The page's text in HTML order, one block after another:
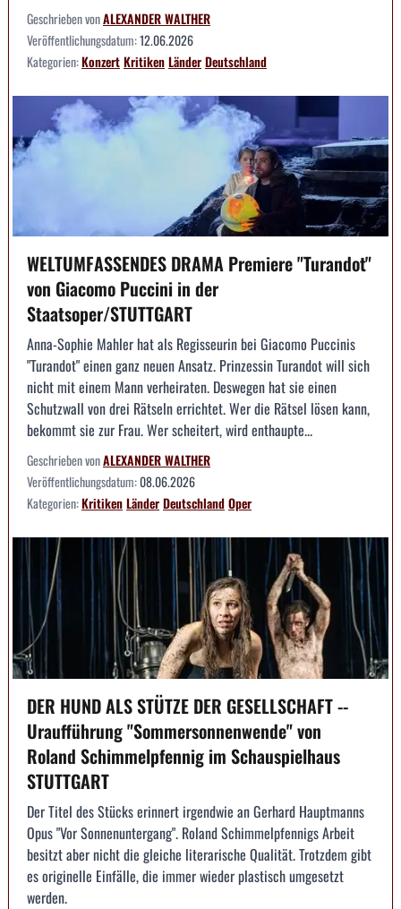
Geschrieben vonALEXANDER WALTHER
Veröffentlichungsdatum:12.06.2026
Kategorien:KonzertKritikenLänderDeutschland
WELTUMFASSENDES DRAMA Premiere "Turandot"
von Giacomo Puccini in der
Staatsoper/STUTTGART
Anna-Sophie Mahler hat als Regisseurin bei Giacomo Puccinis
"Turandot" einen ganz neuen Ansatz. Prinzessin Turandot will sich
nicht mit einem Mann verheiraten. Deswegen hat sie einen
Schutzwall von drei Rätseln errichtet. Wer die Rätsel lösen kann,
bekommt sie zur Frau. Wer scheitert, wird enthaupte...
Geschrieben vonALEXANDER WALTHER
Veröffentlichungsdatum:08.06.2026
Kategorien:KritikenLänderDeutschlandOper
DER HUND ALS STÜTZE DER GESELLSCHAFT --
Uraufführung "Sommersonnenwende" von
Roland Schimmelpfennig im Schauspielhaus
STUTTGART
Der Titel des Stücks erinnert irgendwie an Gerhard Hauptmanns
Opus "Vor Sonnenuntergang". Roland Schimmelpfennigs Arbeit
besitzt aber nicht die gleiche literarische Qualität. Trotzdem gibt
es originelle Einfälle, die immer wieder plastisch umgesetzt
werden.